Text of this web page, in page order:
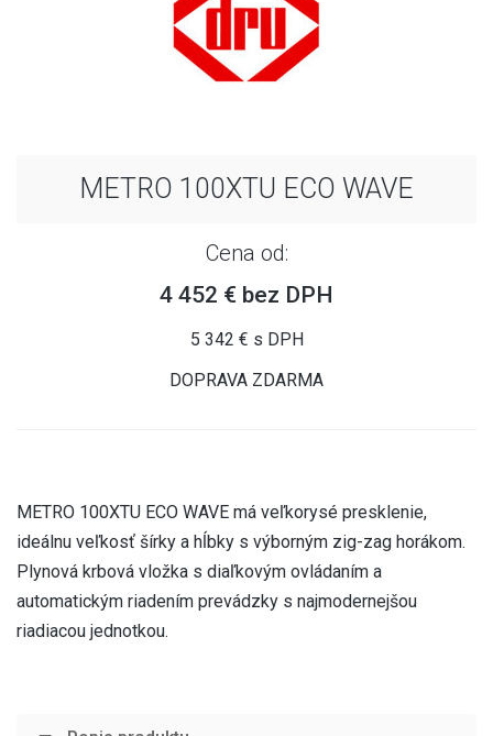
METRO 100XTU ECO WAVE
Cena od:
4 452 € bez DPH
5 342 € s DPH
DOPRAVA ZDARMA
METRO 100XTU ECO WAVE má veľkorysé presklenie,
ideálnu veľkosť šírky a hĺbky s výborným zig-zag horákom.
Plynová krbová vložka s diaľkovým ovládaním a
automatickým riadením prevádzky s najmodernejšou
riadiacou jednotkou.